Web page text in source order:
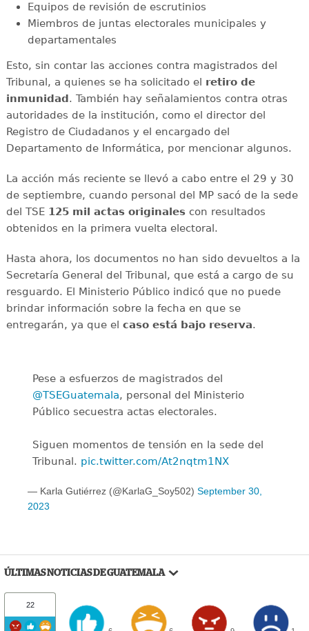
Equipos de revisión de escrutinios
Miembros de juntas electorales municipales y
departamentales
Esto, sin contar las acciones contra magistrados del
Tribunal, a quienes se ha solicitado el retiro de
inmunidad. También hay señalamientos contra otras
autoridades de la institución, como el director del
Registro de Ciudadanos y el encargado del
Departamento de Informática, por mencionar algunos.
La acción más reciente se llevó a cabo entre el 29 y 30
de septiembre, cuando personal del MP sacó de la sede
del TSE125 mil actas originalescon resultados
obtenidos en la primera vuelta electoral.
Hasta ahora, los documentos no han sido devueltos a la
Secretaría General del Tribunal, que está a cargo de su
resguardo. El Ministerio Público indicó que no puede
brindar información sobre la fecha en que se
entregarán, ya que el caso está bajo reserva.
Pese a esfuerzos de magistrados del
@TSEGuatemala, personal del Ministerio
Público secuestra actas electorales.
Siguen momentos de tensión en la sede del
Tribunal. pic.twitter.com/At2nqtm1NX
— Karla Gutiérrez (@KarlaG_Soy502) September 30,
2023
ÚLTIMAS NOTICIAS DE GUATEMALA
22